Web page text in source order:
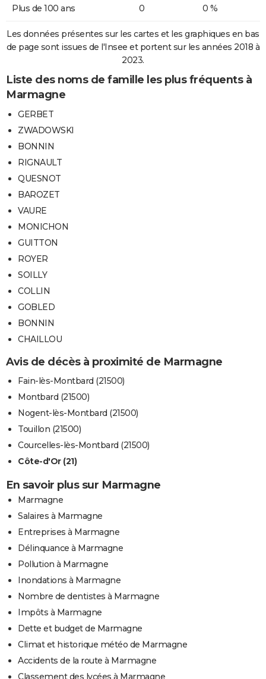
Plus de 100 ans 0 0 %
Les données présentes sur les cartes et les graphiques en bas
de page sont issues de l'Insee et portent sur les années 2018 à
2023.
Liste des noms de famille les plus fréquents à
Marmagne
GERBET
ZWADOWSKI
BONNIN
RIGNAULT
QUESNOT
BAROZET
VAURE
MONICHON
GUITTON
ROYER
SOILLY
COLLIN
GOBLED
BONNIN
CHAILLOU
Avis de décès à proximité de Marmagne
Fain-lès-Montbard (21500)
Montbard (21500)
Nogent-lès-Montbard (21500)
Touillon (21500)
Courcelles-lès-Montbard (21500)
Côte-d'Or (21)
En savoir plus sur Marmagne
Marmagne
Salaires à Marmagne
Entreprises à Marmagne
Délinquance à Marmagne
Pollution à Marmagne
Inondations à Marmagne
Nombre de dentistes à Marmagne
Impôts à Marmagne
Dette et budget de Marmagne
Climat et historique météo de Marmagne
Accidents de la route à Marmagne
Classement des lycées à Marmagne